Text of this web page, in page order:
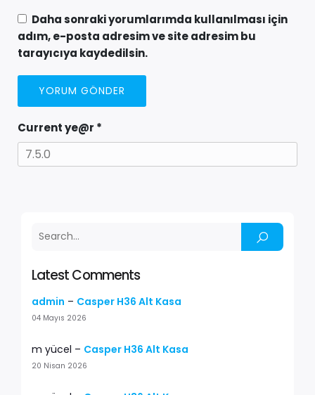
Latest Comments
admin – Casper H36 Alt Kasa
04 Mayıs 2026
m yücel – Casper H36 Alt Kasa
20 Nisan 2026
Daha sonraki yorumlarımda kullanılması için
adım, e-posta adresim ve site adresim bu
tarayıcıya kaydedilsin.
Current ye@r *